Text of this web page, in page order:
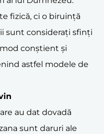
fizică, ci o biruință
sunt considerați sfinți
conștient și
astfel modele de
au dat dovadă
sunt daruri ale